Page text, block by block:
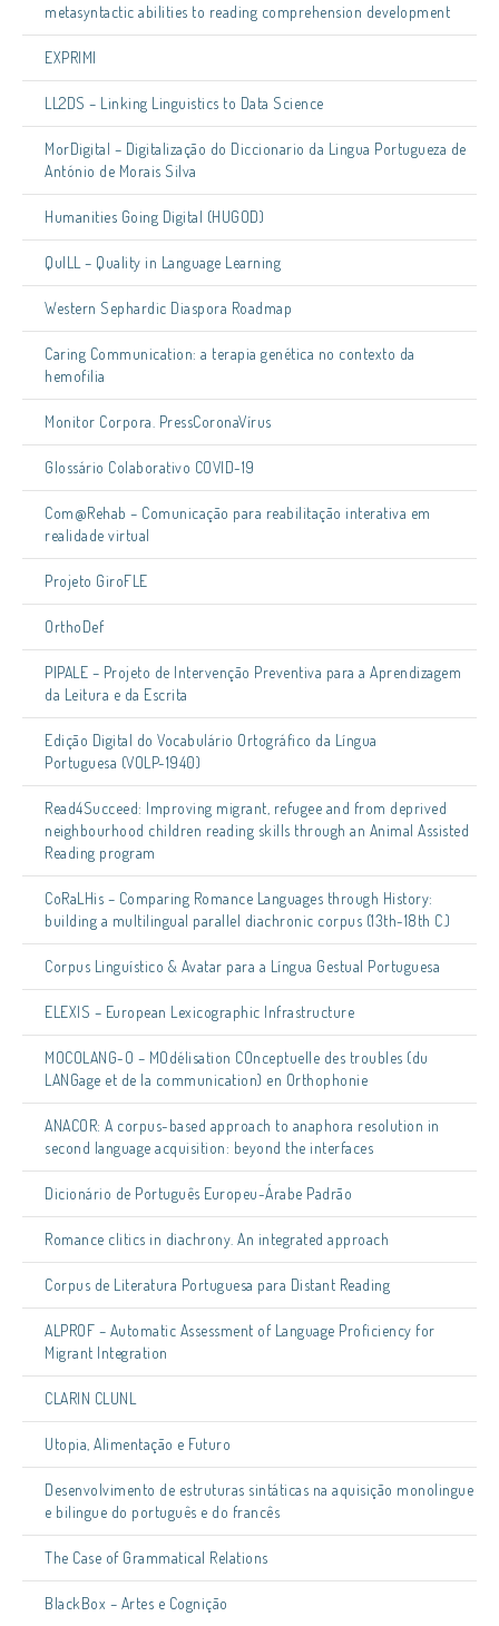
metasyntactic abilities to reading comprehension development
EXPRIMI
LL2DS – Linking Linguistics to Data Science
MorDigital – Digitalização do Diccionario da Lingua Portugueza de
António de Morais Silva
Humanities Going Digital (HUGOD)
QuILL – Quality in Language Learning
Western Sephardic Diaspora Roadmap
Caring Communication: a terapia genética no contexto da
hemofilia
Monitor Corpora. PressCoronaVírus
Glossário Colaborativo COVID-19
Com@Rehab – Comunicação para reabilitação interativa em
realidade virtual
Projeto GiroFLE
OrthoDef
PIPALE – Projeto de Intervenção Preventiva para a Aprendizagem
da Leitura e da Escrita
Edição Digital do Vocabulário Ortográfico da Língua
Portuguesa (VOLP-1940)
Read4Succeed: Improving migrant, refugee and from deprived
neighbourhood children reading skills through an Animal Assisted
Reading program
CoRaLHis – Comparing Romance Languages through History:
building a multilingual parallel diachronic corpus (13th-18th C.)
Corpus Linguístico & Avatar para a Língua Gestual Portuguesa
ELEXIS – European Lexicographic Infrastructure
MOCOLANG-O – MOdélisation COnceptuelle des troubles (du
LANGage et de la communication) en Orthophonie
ANACOR: A corpus-based approach to anaphora resolution in
second language acquisition: beyond the interfaces
Dicionário de Português Europeu-Árabe Padrão
Romance clitics in diachrony. An integrated approach
Corpus de Literatura Portuguesa para Distant Reading
ALPROF – Automatic Assessment of Language Proficiency for
Migrant Integration
CLARIN CLUNL
Utopia, Alimentação e Futuro
Desenvolvimento de estruturas sintáticas na aquisição monolingue
e bilingue do português e do francês
The Case of Grammatical Relations
BlackBox – Artes e Cognição